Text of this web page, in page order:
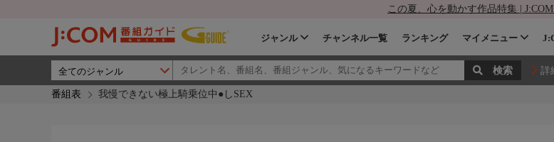
この夏、心を動かす作品特集 |
ジャンル チャンネル一覧 ランキング マイメニュー
詳
番組表 我慢できない極上騎乗位中●しSEX